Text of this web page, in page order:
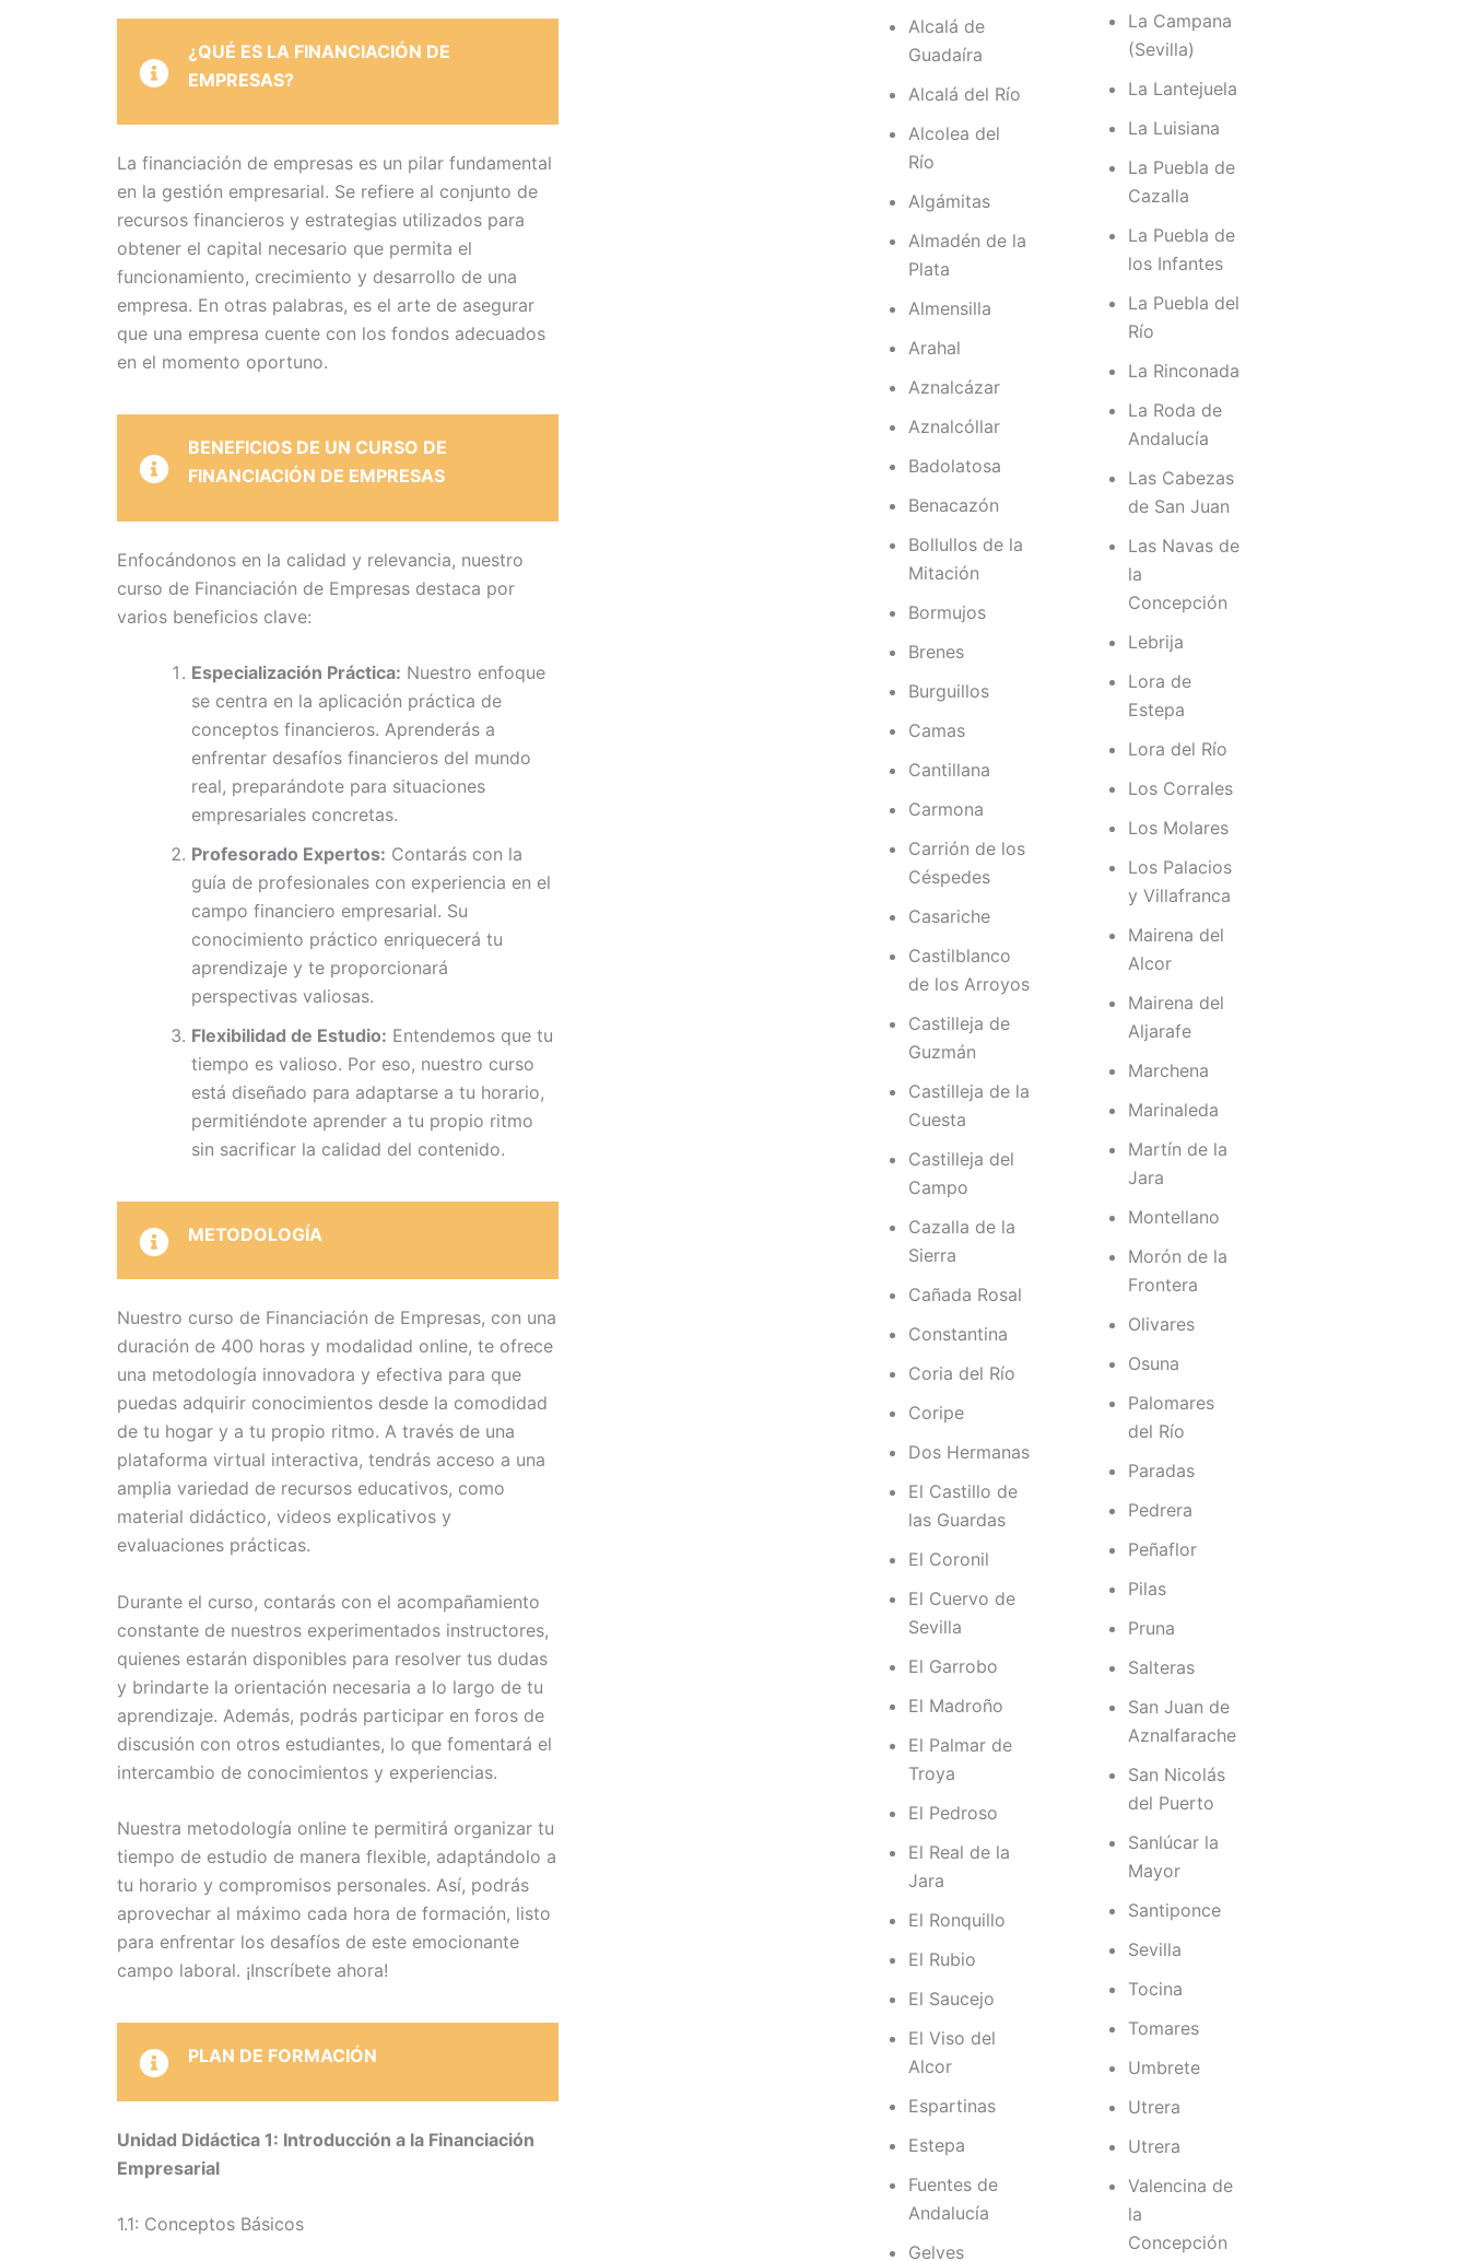
¿QUÉ ES LA FINANCIACIÓN DE
EMPRESAS?
La financiación de empresas es un pilar fundamental
en la gestión empresarial. Se refiere al conjunto de
recursos financieros y estrategias utilizados para
obtener el capital necesario que permita el
funcionamiento, crecimiento y desarrollo de una
empresa. En otras palabras, es el arte de asegurar
que una empresa cuente con los fondos adecuados
en el momento oportuno.
BENEFICIOS DE UN CURSO DE
FINANCIACIÓN DE EMPRESAS
Enfocándonos en la calidad y relevancia, nuestro
curso de Financiación de Empresas destaca por
varios beneficios clave:
Especialización Práctica: Nuestro enfoque
se centra en la aplicación práctica de
conceptos financieros. Aprenderás a
enfrentar desafíos financieros del mundo
real, preparándote para situaciones
empresariales concretas.
Profesorado Expertos: Contarás con la
guía de profesionales con experiencia en el
campo financiero empresarial. Su
conocimiento práctico enriquecerá tu
aprendizaje y te proporcionará
perspectivas valiosas.
Flexibilidad de Estudio: Entendemos que tu
tiempo es valioso. Por eso, nuestro curso
está diseñado para adaptarse a tu horario,
permitiéndote aprender a tu propio ritmo
sin sacrificar la calidad del contenido.
METODOLOGÍA
Nuestro curso de Financiación de Empresas, con una
duración de 400 horas y modalidad online, te ofrece
una metodología innovadora y efectiva para que
puedas adquirir conocimientos desde la comodidad
de tu hogar y a tu propio ritmo. A través de una
plataforma virtual interactiva, tendrás acceso a una
amplia variedad de recursos educativos, como
material didáctico, videos explicativos y
evaluaciones prácticas.
Durante el curso, contarás con el acompañamiento
constante de nuestros experimentados instructores,
quienes estarán disponibles para resolver tus dudas
y brindarte la orientación necesaria a lo largo de tu
aprendizaje. Además, podrás participar en foros de
discusión con otros estudiantes, lo que fomentará el
intercambio de conocimientos y experiencias.
Nuestra metodología online te permitirá organizar tu
tiempo de estudio de manera flexible, adaptándolo a
tu horario y compromisos personales. Así, podrás
aprovechar al máximo cada hora de formación, listo
para enfrentar los desafíos de este emocionante
campo laboral. ¡Inscríbete ahora!
PLAN DE FORMACIÓN
Unidad Didáctica 1: Introducción a la Financiación
Empresarial
1.1: Conceptos Básicos
Alcalá de
Guadaíra
Alcalá del Río
Alcolea del
Río
Algámitas
Almadén de la
Plata
Almensilla
Arahal
Aznalcázar
Aznalcóllar
Badolatosa
Benacazón
Bollullos de la
Mitación
Bormujos
Brenes
Burguillos
Camas
Cantillana
Carmona
Carrión de los
Céspedes
Casariche
Castilblanco
de los Arroyos
Castilleja de
Guzmán
Castilleja de la
Cuesta
Castilleja del
Campo
Cazalla de la
Sierra
Cañada Rosal
Constantina
Coria del Río
Coripe
Dos Hermanas
El Castillo de
las Guardas
El Coronil
El Cuervo de
Sevilla
El Garrobo
El Madroño
El Palmar de
Troya
El Pedroso
El Real de la
Jara
El Ronquillo
El Rubio
El Saucejo
El Viso del
Alcor
Espartinas
Estepa
Fuentes de
Andalucía
Gelves
La Campana
(Sevilla)
La Lantejuela
La Luisiana
La Puebla de
Cazalla
La Puebla de
los Infantes
La Puebla del
Río
La Rinconada
La Roda de
Andalucía
Las Cabezas
de San Juan
Las Navas de
la
Concepción
Lebrija
Lora de
Estepa
Lora del Río
Los Corrales
Los Molares
Los Palacios
y Villafranca
Mairena del
Alcor
Mairena del
Aljarafe
Marchena
Marinaleda
Martín de la
Jara
Montellano
Morón de la
Frontera
Olivares
Osuna
Palomares
del Río
Paradas
Pedrera
Peñaflor
Pilas
Pruna
Salteras
San Juan de
Aznalfarache
San Nicolás
del Puerto
Sanlúcar la
Mayor
Santiponce
Sevilla
Tocina
Tomares
Umbrete
Utrera
Utrera
Valencina de
la
Concepción